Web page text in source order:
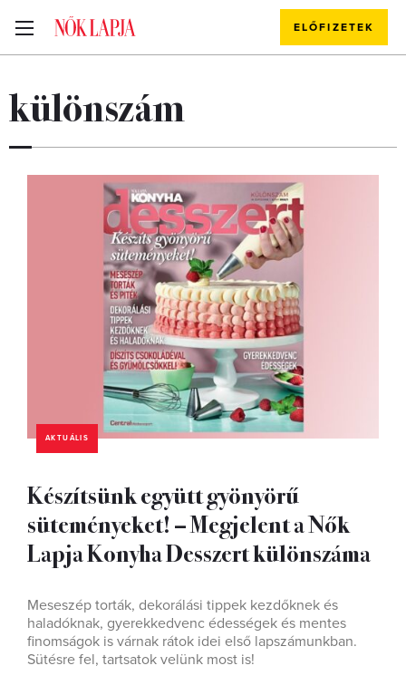
ELŐFIZETEK
különszám
AKTUÁLIS
Készítsünk együtt gyönyörű
süteményeket! – Megjelent a Nők
Lapja Konyha Desszert különszáma
Meseszép torták, dekorálási tippek kezdőknek és
haladóknak, gyerekkedvenc édességek és mentes
finomságok is várnak rátok idei első lapszámunkban.
Sütésre fel, tartsatok velünk most is!